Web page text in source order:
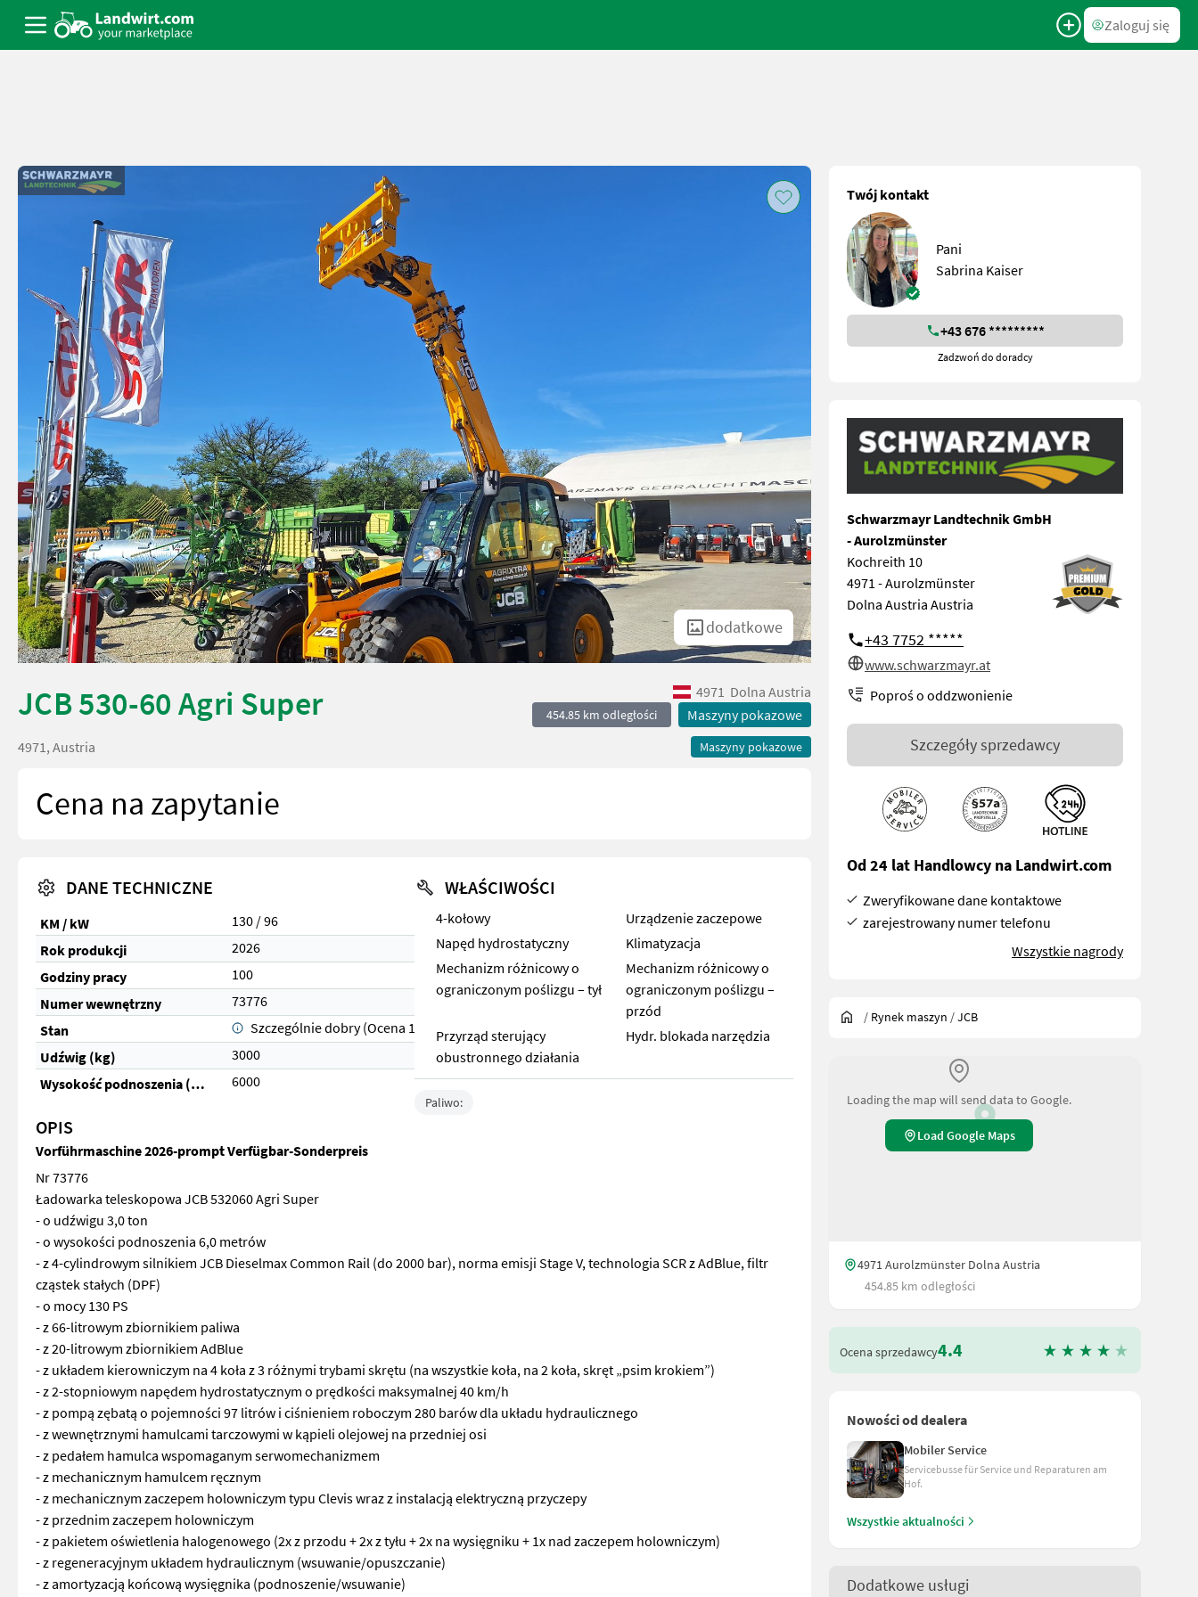
Zaloguj się
dodatkowe
JCB 530-60 Agri Super 4971 Dolna Austria
454.85 km odległości Maszyny pokazowe
Maszyny pokazowe
4971, Austria
Cena na zapytanie
DANE TECHNICZNE
KM / kW
130 / 96
Rok produkcji
2026
Godziny pracy
100
Numer wewnętrzny
73776
Stan
Szczególnie dobry (Ocena 1)
Udźwig (kg)
3000
Wysokość podnoszenia (cm)
6000
WŁAŚCIWOŚCI
4-kołowy
Urządzenie zaczepowe
Napęd hydrostatyczny
Klimatyzacja
Mechanizm różnicowy o
ograniczonym poślizgu – tył
Mechanizm różnicowy o
ograniczonym poślizgu –
przód
Przyrząd sterujący
obustronnego działania
Hydr. blokada narzędzia
Paliwo:
OPIS
Vorführmaschine 2026-prompt Verfügbar-Sonderpreis
Nr 73776
Ładowarka teleskopowa JCB 532060 Agri Super
- o udźwigu 3,0 ton
- o wysokości podnoszenia 6,0 metrów
- z 4-cylindrowym silnikiem JCB Dieselmax Common Rail (do 2000 bar), norma emisji Stage V, technologia SCR z AdBlue, filtr
cząstek stałych (DPF)
- o mocy 130 PS
- z 66-litrowym zbiornikiem paliwa
- z 20-litrowym zbiornikiem AdBlue
- z układem kierowniczym na 4 koła z 3 różnymi trybami skrętu (na wszystkie koła, na 2 koła, skręt „psim krokiem”)
- z 2-stopniowym napędem hydrostatycznym o prędkości maksymalnej 40 km/h
- z pompą zębatą o pojemności 97 litrów i ciśnieniem roboczym 280 barów dla układu hydraulicznego
- z wewnętrznymi hamulcami tarczowymi w kąpieli olejowej na przedniej osi
- z pedałem hamulca wspomaganym serwomechanizmem
- z mechanicznym hamulcem ręcznym
- z mechanicznym zaczepem holowniczym typu Clevis wraz z instalacją elektryczną przyczepy
- z przednim zaczepem holowniczym
- z pakietem oświetlenia halogenowego (2x z przodu + 2x z tyłu + 2x na wysięgniku + 1x nad zaczepem holowniczym)
- z regeneracyjnym układem hydraulicznym (wsuwanie/opuszczanie)
- z amortyzacją końcową wysięgnika (podnoszenie/wsuwanie)
Twój kontakt
Pani
Sabrina Kaiser
+43 676 *********
Zadzwoń do doradcy
Schwarzmayr Landtechnik GmbH
- Aurolzmünster
Kochreith 10
4971 - Aurolzmünster
Dolna Austria Austria
+43 7752 *****
www.schwarzmayr.at
Poproś o oddzwonienie
Szczegóły sprzedawcy
Od 24 lat Handlowcy na Landwirt.com
Zweryfikowane dane kontaktowe
zarejestrowany numer telefonu
Wszystkie nagrody
/ Rynek maszyn /JCB
Loading the map will send data to Google.
Load Google Maps
4971 Aurolzmünster Dolna Austria
454.85 km odległości
Ocena sprzedawcy4.4
Nowości od dealera
Mobiler Service
Servicebusse für Service und Reparaturen am
Hof.
Wszystkie aktualności
Dodatkowe usługi